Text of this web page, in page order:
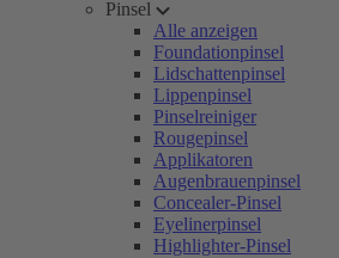
Pinsel
Alle anzeigen
Foundationpinsel
Lidschattenpinsel
Lippenpinsel
Pinselreiniger
Rougepinsel
Applikatoren
Augenbrauenpinsel
Concealer-Pinsel
Eyelinerpinsel
Highlighter-Pinsel